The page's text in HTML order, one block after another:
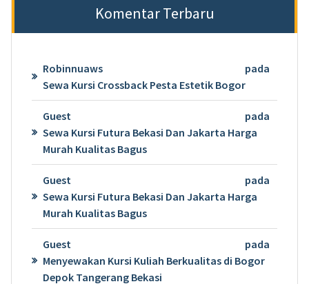
Komentar Terbaru
Robinnuaws
pada
Sewa Kursi Crossback Pesta Estetik Bogor
Guest
pada
Sewa Kursi Futura Bekasi Dan Jakarta Harga
Murah Kualitas Bagus
Guest
pada
Sewa Kursi Futura Bekasi Dan Jakarta Harga
Murah Kualitas Bagus
Guest
pada
Menyewakan Kursi Kuliah Berkualitas di Bogor
Depok Tangerang Bekasi